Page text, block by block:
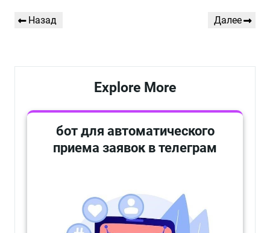
по
Предыдущая
Назад
Следующая
Далее
Explore More
бот для автоматического
приема заявок в телеграм